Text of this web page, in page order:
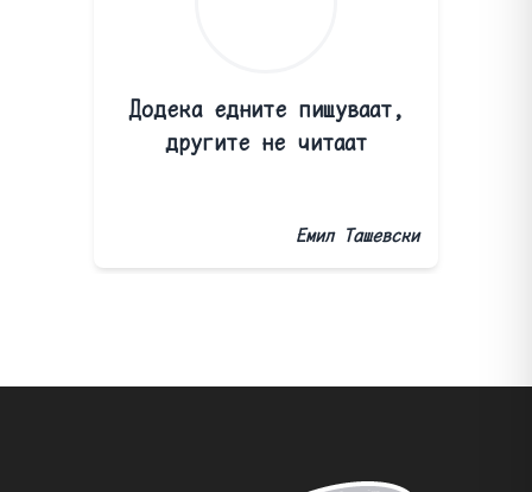
Додека едните пишуваат,
другите не читаат
Емил Ташевски